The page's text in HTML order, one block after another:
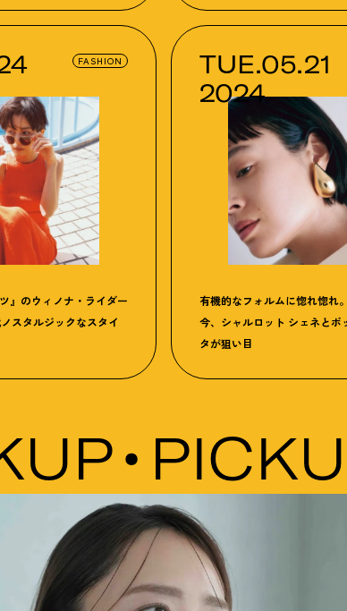
』のウィノナ・ライダー
スタルジックなスタイ
FASHION
TUE.05.21
2024
有機的なフォルムに惚れ惚れ
今、シャルロット シェネとボ
タが狙い目
PICKUP